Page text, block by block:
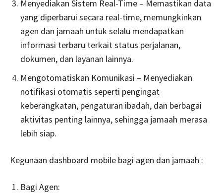
Menyediakan Sistem Real-Time – Memastikan data
yang diperbarui secara real-time, memungkinkan
agen dan jamaah untuk selalu mendapatkan
informasi terbaru terkait status perjalanan,
dokumen, dan layanan lainnya.
Mengotomatiskan Komunikasi – Menyediakan
notifikasi otomatis seperti pengingat
keberangkatan, pengaturan ibadah, dan berbagai
aktivitas penting lainnya, sehingga jamaah merasa
lebih siap.
Kegunaan dashboard mobile bagi agen dan jamaah :
Bagi Agen: